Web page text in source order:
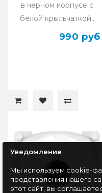
в черном корпусе с
белой крыльчаткой..
990 руб
Уведомление
Мы используем cookie-
представления нашего
этот сайт, вы